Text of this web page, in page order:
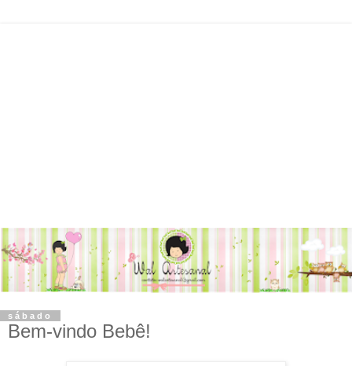
sábado
Bem-vindo Bebê!